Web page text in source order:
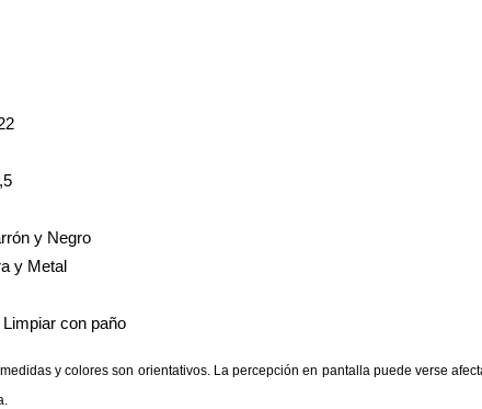
y Negro
y Metal
con paño
y colores son orientativos. La percepción en pantalla puede verse